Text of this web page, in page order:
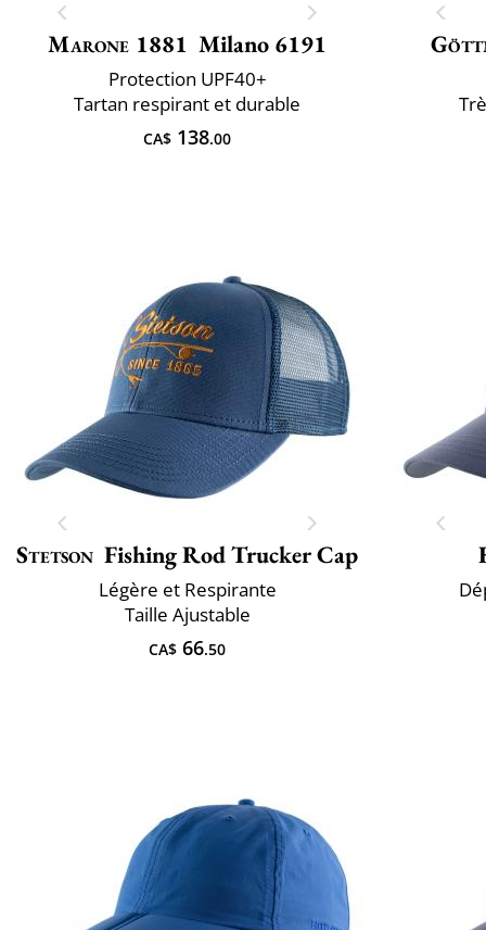
Marone 1881 Milano 6191
Protection UPF40+
Tartan respirant et durable
CA$ 138.00
Stetson Fishing Rod Trucker Cap
Légère et Respirante
Taille Ajustable
CA$ 66.50